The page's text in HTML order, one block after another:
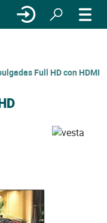
Full HD con HDMI